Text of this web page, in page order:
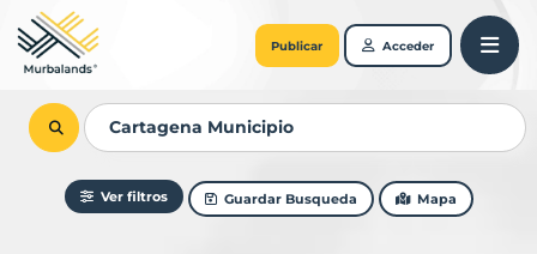
Publicar Acceder
Ver filtros Guardar Busqueda Mapa